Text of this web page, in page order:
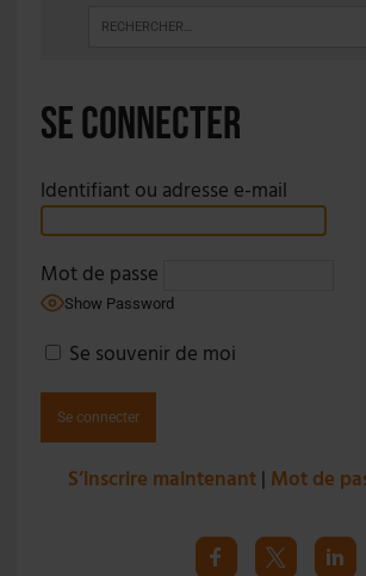
Se connecter
Identifiant ou adresse e-mail
Mot de passe
Show Password
Se souvenir de moi
S’inscrire maintenant | Mot de